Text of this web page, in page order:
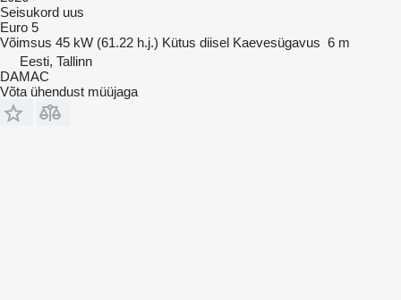
Seisukord uus
Euro 5
Võimsus 45 kW (61.22 h.j.) Kütus diisel Kaevesügavus 6 m
Eesti, Tallinn
DAMAC
Võta ühendust müüjaga